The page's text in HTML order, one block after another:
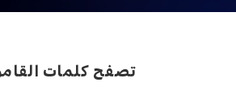
تصفح كلمات